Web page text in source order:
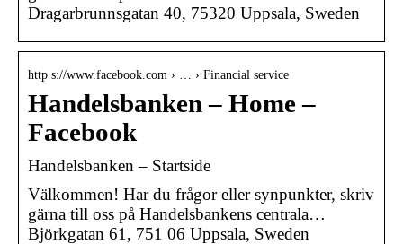
Dragarbrunnsgatan 40, 75320 Uppsala, Sweden
http s://www.facebook.com › … › Financial service
Handelsbanken – Home –
Facebook
Handelsbanken – Startside
Välkommen! Har du frågor eller synpunkter, skriv
gärna till oss på Handelsbankens centrala…
Björkgatan 61, 751 06 Uppsala, Sweden